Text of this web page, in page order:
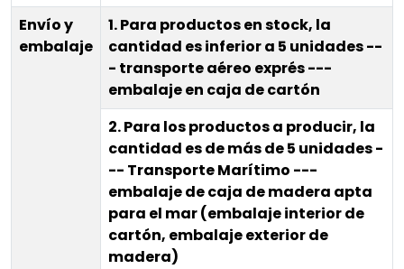
Envío y
embalaje
1. Para productos en stock, la
cantidad es inferior a 5 unidades --
- transporte aéreo exprés ---
embalaje en caja de cartón
2. Para los productos a producir, la
cantidad es de más de 5 unidades -
-- Transporte Marítimo ---
embalaje de caja de madera apta
para el mar (embalaje interior de
cartón, embalaje exterior de
madera)